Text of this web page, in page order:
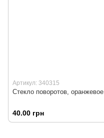
Артикул: 340315
Стекло поворотов, оранжевое
40.00 грн